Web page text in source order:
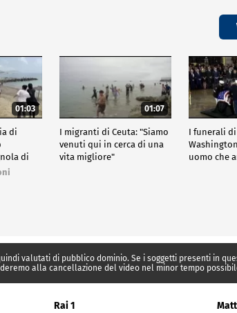
01:03
di
di
01:07
I migranti di Ceuta: "Siamo
venuti qui in cerca di una
vita migliore"
I funerali di
uomo che
valutati di pubblico dominio. Se i soggetti presenti in
alla cancellazione del video nel minor tempo
Rai 1